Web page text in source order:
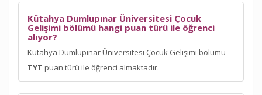
Kütahya Dumlupınar Üniversitesi Çocuk
Gelişimi bölümü hangi puan türü ile öğrenci
alıyor?
Kütahya Dumlupınar Üniversitesi Çocuk Gelişimi bölümü
TYT puan türü ile öğrenci almaktadır.